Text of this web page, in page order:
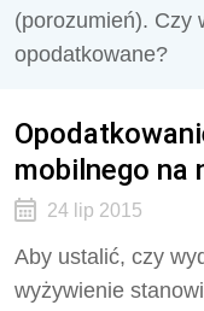
(porozumień). Czy
opodatkowane?
mobilnego na
24 lip 2015
Aby ustalić, czy
wyżywienie